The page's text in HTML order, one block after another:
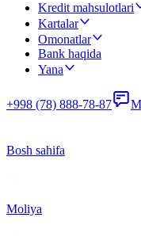
Kredit mahsulotlari
Kartalar
Omonatlar
Bank haqida
Yana
+998 (78) 888-78-87
Bosh sahifa
Moliya